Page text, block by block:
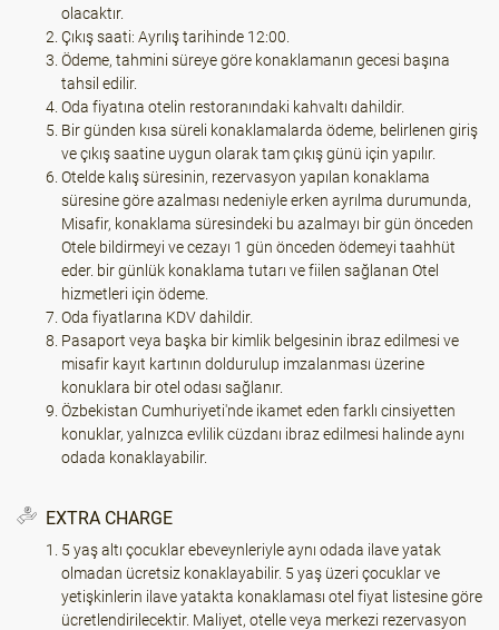
olacaktır.
Çıkış saati: Ayrılış tarihinde 12:00.
Ödeme, tahmini süreye göre konaklamanın gecesi başına
tahsil edilir.
Oda fiyatına otelin restoranındaki kahvaltı dahildir.
Bir günden kısa süreli konaklamalarda ödeme, belirlenen giriş
ve çıkış saatine uygun olarak tam çıkış günü için yapılır.
Otelde kalış süresinin, rezervasyon yapılan konaklama
süresine göre azalması nedeniyle erken ayrılma durumunda,
Misafir, konaklama süresindeki bu azalmayı bir gün önceden
Otele bildirmeyi ve cezayı 1 gün önceden ödemeyi taahhüt
eder. bir günlük konaklama tutarı ve fiilen sağlanan Otel
hizmetleri için ödeme.
Oda fiyatlarına KDV dahildir.
Pasaport veya başka bir kimlik belgesinin ibraz edilmesi ve
misafir kayıt kartının doldurulup imzalanması üzerine
konuklara bir otel odası sağlanır.
Özbekistan Cumhuriyeti'nde ikamet eden farklı cinsiyetten
konuklar, yalnızca evlilik cüzdanı ibraz edilmesi halinde aynı
odada konaklayabilir.
EXTRA CHARGE
5 yaş altı çocuklar ebeveynleriyle aynı odada ilave yatak
olmadan ücretsiz konaklayabilir. 5 yaş üzeri çocuklar ve
yetişkinlerin ilave yatakta konaklaması otel fiyat listesine göre
ücretlendirilecektir. Maliyet, otelle veya merkezi rezervasyon